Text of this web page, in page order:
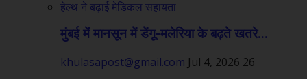
मुंबई में मानसून में डेंगू-मलेरिया के बढ़ते खतरे...
khulasapost@gmail.com Jul 4, 2026 26